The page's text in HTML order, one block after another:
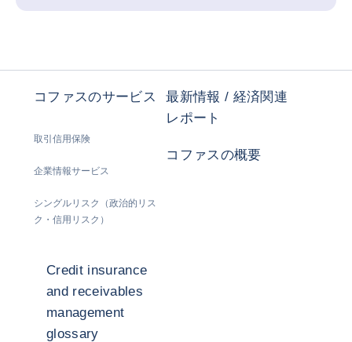
コファスのサービス
取引信用保険
企業情報サービス
シングルリスク（政治的リス
ク・信用リスク）
最新情報 / 経済関連
レポート
コファスの概要
Credit insurance
and receivables
management
glossary